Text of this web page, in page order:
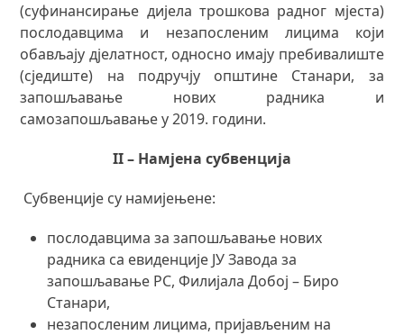
(суфинансирање дијела трошкова радног мјеста)
послодавцима и незапосленим лицима који
обављају дјелатност, односно имају пребивалиште
(сједиште) на подручју општине Станари, за
запошљавање нових радника и
самозапошљавање у 2019. години.
II – Намјена субвенција
Субвенције су намијењене:
послодавцима за запошљавање нових
радника са евиденције ЈУ Завода за
запошљавање РС, Филијала Добој – Биро
Станари,
незапосленим лицима, пријављеним на